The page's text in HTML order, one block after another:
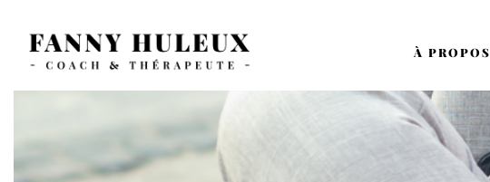
À PROPOS